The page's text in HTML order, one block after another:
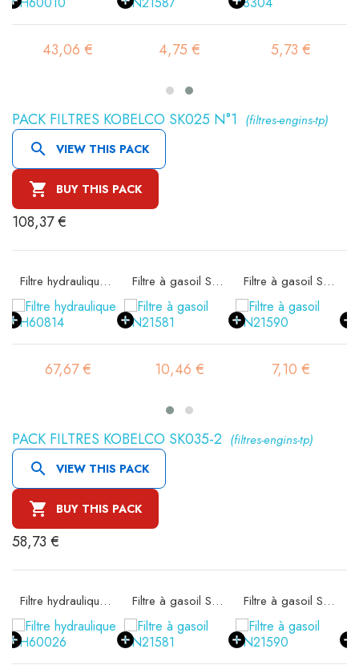
43,06 € 4,75 € 5,73 €
PACK FILTRES KOBELCO SK025 N°1 (filtres-engins-tp)
 VIEW THIS PACK
 BUY THIS PACK
108,37 €
Filtre hydraulique SH60814
67,67 €
Filtre à gasoil SN21581
10,46 €
Filtre à gasoil SN21590
7,10 €
PACK FILTRES KOBELCO SK035-2 (filtres-engins-tp)
 VIEW THIS PACK
 BUY THIS PACK
58,73 €
Filtre hydraulique SH60026 Filtre à gasoil SN21581 Filtre à gasoil SN21590